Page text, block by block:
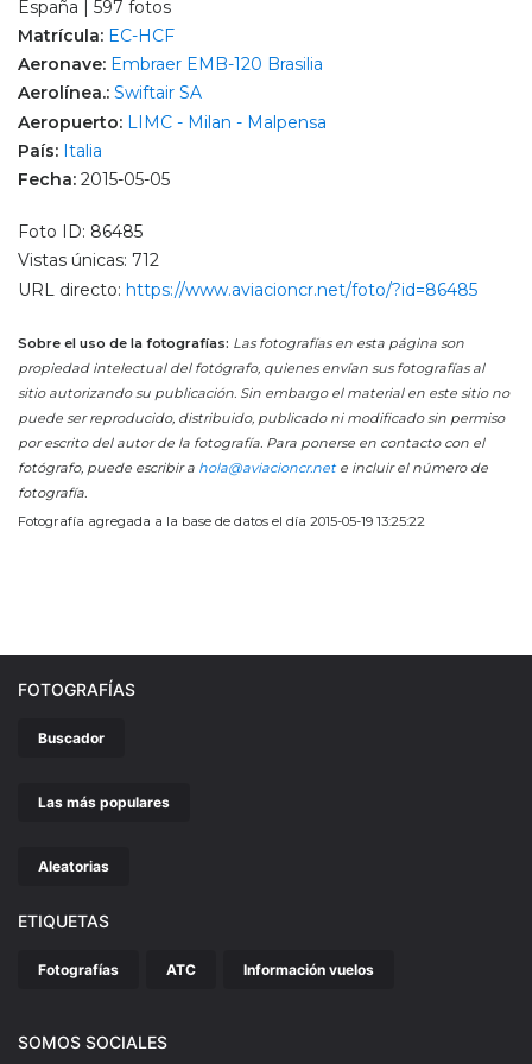
España | 597 fotos
Matrícula: EC-HCF
Aeronave: Embraer EMB-120 Brasilia
Aerolínea.: Swiftair SA
Aeropuerto: LIMC - Milan - Malpensa
País: Italia
Fecha: 2015-05-05
Foto ID: 86485
Vistas únicas: 712
URL directo: https://www.aviacioncr.net/foto/?id=86485
Sobre el uso de la fotografías: Las fotografías en esta página son
propiedad intelectual del fotógrafo, quienes envían sus fotografías al
sitio autorizando su publicación. Sin embargo el material en este sitio no
puede ser reproducido, distribuido, publicado ni modificado sin permiso
por escrito del autor de la fotografía. Para ponerse en contacto con el
fotógrafo, puede escribir a hola@aviacioncr.nete incluir el número de
fotografía.
Fotografía agregada a la base de datos el día 2015-05-19 13:25:22
FOTOGRAFÍAS
Buscador
Las más populares
Aleatorias
ETIQUETAS
Fotografías ATC Información vuelos
SOMOS SOCIALES